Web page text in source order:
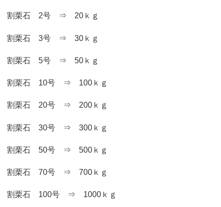
割栗石 2号 ⇒ 20ｋｇ
割栗石 3号 ⇒ 30ｋｇ
割栗石 5号 ⇒ 50ｋｇ
割栗石 10号 ⇒ 100ｋｇ
割栗石 20号 ⇒ 200ｋｇ
割栗石 30号 ⇒ 300ｋｇ
割栗石 50号 ⇒ 500ｋｇ
割栗石 70号 ⇒ 700ｋｇ
割栗石 100号 ⇒ 1000ｋｇ